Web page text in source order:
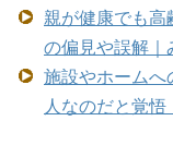
親が健康でも
の偏見や誤解
施設やホームへ
人なのだと覚